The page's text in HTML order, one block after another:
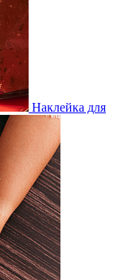
Наклейка для